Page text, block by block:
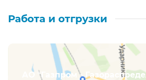
Работа и отгрузки
АО "Газпром -